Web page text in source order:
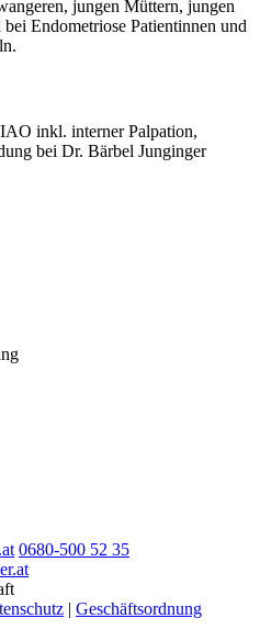
jungen Müttern, jungen
Endometriose Patientinnen und
inkl. interner Palpation,
bei Dr. Bärbel Junginger
0680-500 52 35
| Geschäftsordnung